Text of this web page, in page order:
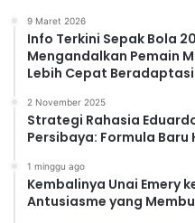
9 Maret 2026
Info Terkini Sepak Bola
Mengandalkan Pemain
Lebih Cepat
2 November 2025
Strategi Rahasia
Persibaya: Formula Baru
1 minggu ago
Kembalinya Unai Emery
Antusiasme yang